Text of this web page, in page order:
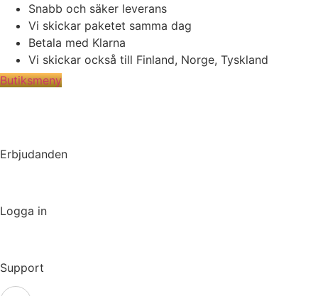
Hoppa
innehåll
Snabb och säker leverans
Vi skickar paketet samma dag
Betala med Klarna
Vi skickar också till Finland, Norge, Tyskland
Butiksmeny
Erbjudanden
Logga in
Support